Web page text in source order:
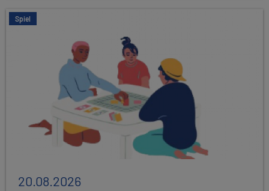
Spiel
20.08.2026